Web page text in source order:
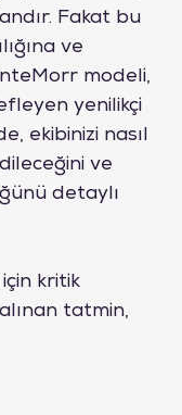
Fakat bu
ve
modeli,
yenilikçi
ekibinizi nasıl
ve
detaylı
kritik
tatmin,